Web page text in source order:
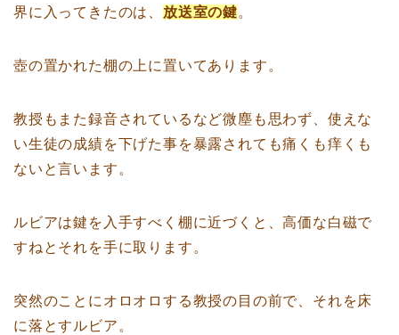
界に入ってきたのは、 放送室の鍵。
壺の置かれた棚の上に置いてあります。
教授もまた録音されているなど微塵も思わず、使えな
い生徒の成績を下げた事を暴露されても痛くも痒くも
ないと言います。
ルビアは鍵を入手すべく棚に近づくと、高価な白磁で
すねとそれを手に取ります。
突然のことにオロオロする教授の目の前で、それを床
に落とすルビア。